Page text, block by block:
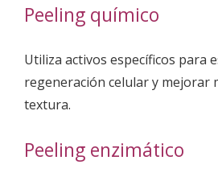
Peeling químico
Utiliza activos específicos para
regeneración celular y mejorar
textura.
Peeling enzimático